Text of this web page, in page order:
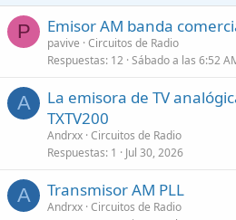
P Emisor AM banda
pavive Circuitos de Radio
Respuestas 12 Sábado a las 6:52
A
La emisora de TV
TXTV200
Andrxx Circuitos de Radio
Respuestas 1 Jul 30, 2026
A Transmisor AM PLL
Andrxx Circuitos de Radio